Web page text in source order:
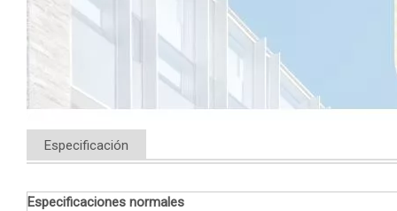
Especificación
Especificaciones normales